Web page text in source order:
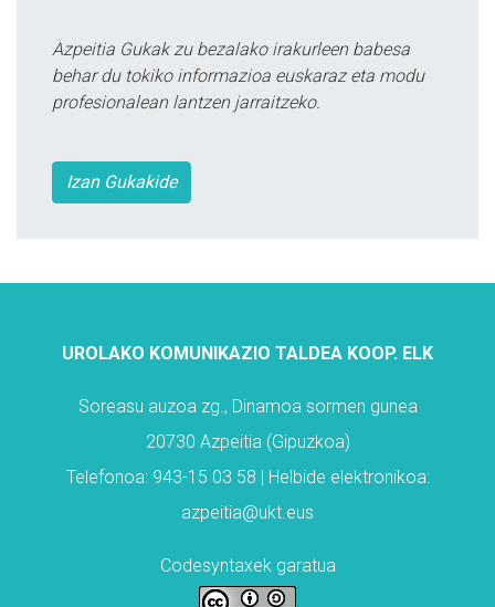
Azpeitia Gukak zu bezalako irakurleen babesa
behar du tokiko informazioa euskaraz eta modu
profesionalean lantzen jarraitzeko.
Izan Gukakide
UROLAKO KOMUNIKAZIO TALDEA KOOP. ELK
Soreasu auzoa zg., Dinamoa sormen gunea
20730 Azpeitia (Gipuzkoa)
Telefonoa: 943-15 03 58 | Helbide elektronikoa:
azpeitia@ukt.eus
Codesyntaxek garatua